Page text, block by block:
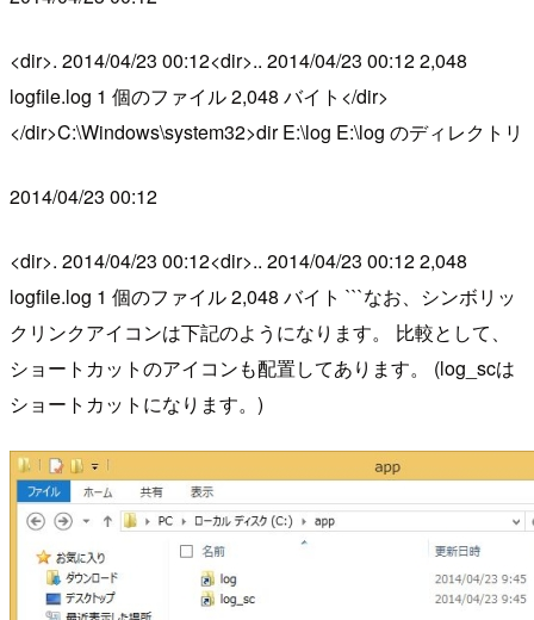
<dir>. 2014/04/23 00:12<dir>.. 2014/04/23 00:12 2,048
logfile.log 1 個のファイル 2,048 バイト</dir>
</dir>C:\Windows\system32>dir E:\log E:\log のディレクトリ
2014/04/23 00:12
<dir>. 2014/04/23 00:12<dir>.. 2014/04/23 00:12 2,048
logfile.log 1 個のファイル 2,048 バイト ```なお、シンボリッ
クリンクアイコンは下記のようになります。 比較として、
ショートカットのアイコンも配置してあります。 (log_scは
ショートカットになります。)